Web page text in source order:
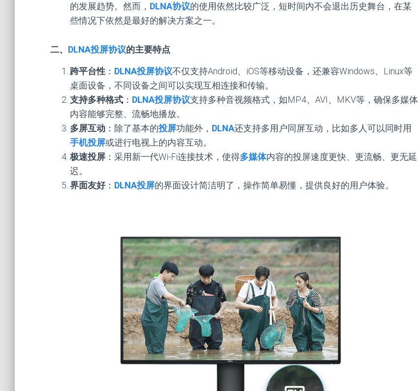
的发展趋势。然而， DLNA协议的使用依然比较广泛，短时间内不会退出历史舞台，在某
些情况下依然是最好的解决方案之一。
二、 DLNA投屏协议的主要特点
跨平台性 ： DLNA投屏协议不仅支持Android、iOS等移动设备，还兼容Windows、Linux等
桌面设备，不同设备之间可以实现互相连接和传输。
支持多种格式 ： DLNA投屏协议支持多种音视频格式，如MP4、AVI、MKV等，确保多媒体
内容能够完整、流畅地播放。
多屏互动 ：除了基本的投屏功能外， DLNA还支持多用户同屏互动，比如多人可以同时用
手机投屏或进行电视上的内容互动。
极速投屏 ：采用新一代Wi-Fi连接技术，使得多媒体内容的投屏速度更快、更流畅、更无延
迟。
界面友好： DLNA投屏的界面设计简洁明了，操作简单易懂，提供良好的用户体验。